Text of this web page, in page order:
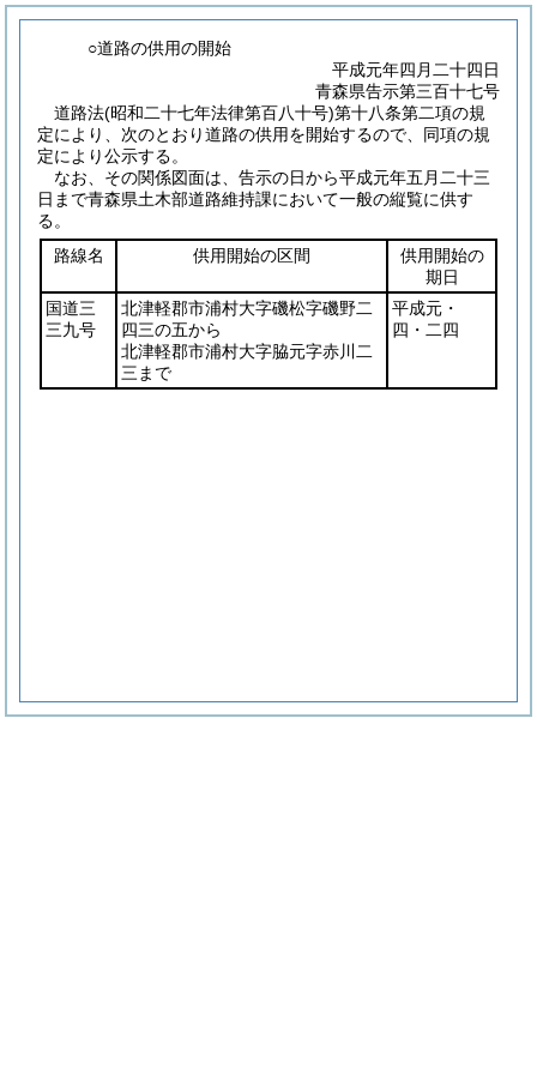
○道路の供用の開始
平成元年四月二十四日
青森県告示第三百十七号
道路法(昭和二十七年法律第百八十号)第十八条第二項の規
定により、次のとおり道路の供用を開始するので、同項の規
定により公示する。
なお、その関係図面は、告示の日から平成元年五月二十三
日まで青森県土木部道路維持課において一般の縦覧に供す
る。
路線名
供用開始の区間
供用開始の
期日
国道三
三九号
北津軽郡市浦村大字磯松字磯野二
四三の五から
北津軽郡市浦村大字脇元字赤川二
三まで
平成元・
四・二四